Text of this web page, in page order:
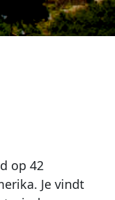
op 42
Je vindt